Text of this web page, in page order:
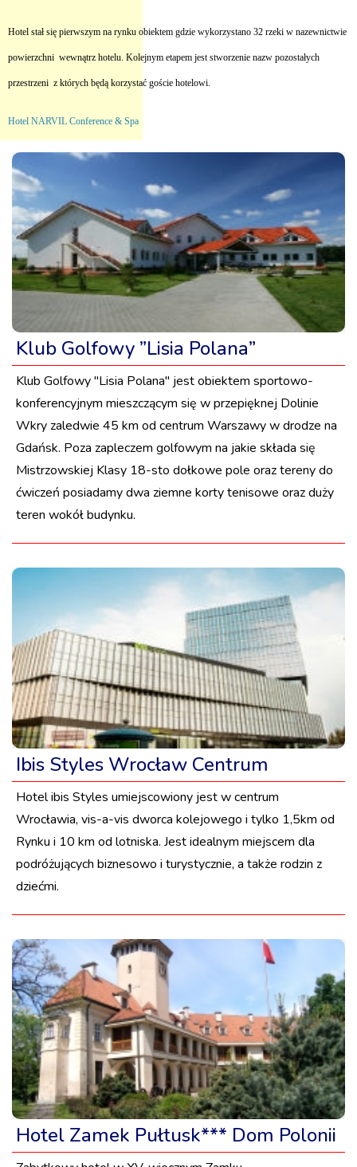
Hotel stał się pierwszym na rynku obiektem gdzie wykorzystano 32 rzeki w nazewnictwie
powierzchni wewnątrz hotelu. Kolejnym etapem jest stworzenie nazw pozostałych
przestrzeni z których będą korzystać goście hotelowi.
Hotel NARVIL Conference & Spa
Klub Golfowy ”Lisia Polana”
Klub Golfowy ''Lisia Polana'' jest obiektem sportowo-
konferencyjnym mieszczącym się w przepięknej Dolinie
Wkry zaledwie 45 km od centrum Warszawy w drodze na
Gdańsk. Poza zapleczem golfowym na jakie składa się
Mistrzowskiej Klasy 18-sto dołkowe pole oraz tereny do
ćwiczeń posiadamy dwa ziemne korty tenisowe oraz duży
teren wokół budynku.
Ibis Styles Wrocław Centrum
Hotel ibis Styles umiejscowiony jest w centrum
Wrocławia, vis-a-vis dworca kolejowego i tylko 1,5km od
Rynku i 10 km od lotniska. Jest idealnym miejscem dla
podróżujących biznesowo i turystycznie, a także rodzin z
dziećmi.
Hotel Zamek Pułtusk*** Dom Polonii